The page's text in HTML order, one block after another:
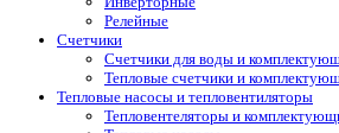
Релейные
Счетчики
Счетчики для воды и
Тепловые счетчики и
Тепловые насосы и тепловентиляторы
Тепловентеляторы и